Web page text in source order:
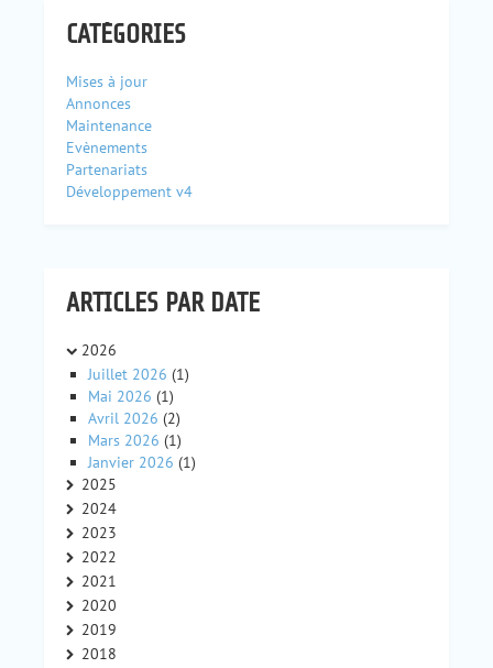
CATÉGORIES
Mises à jour
Annonces
Maintenance
Evènements
Partenariats
Développement v4
ARTICLES PAR DATE
2026
Juillet 2026 (1)
Mai 2026 (1)
Avril 2026 (2)
Mars 2026 (1)
Janvier 2026 (1)
2025
2024
2023
2022
2021
2020
2019
2018